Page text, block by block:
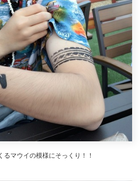
るマウイの模様にそっくり！！